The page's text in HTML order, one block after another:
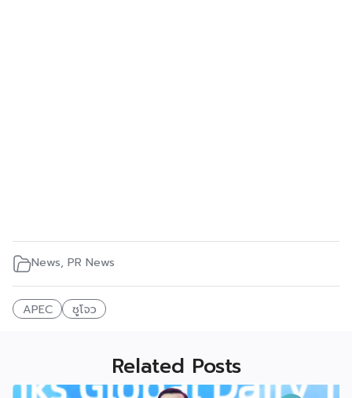
News, PR News
APEC ซูโจว
Related Posts